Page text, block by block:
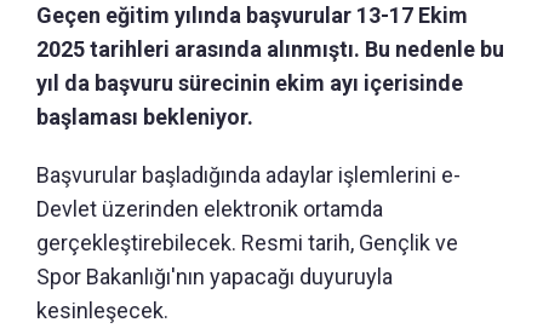
Geçen eğitim yılında başvurular 13-17 Ekim
2025 tarihleri arasında alınmıştı. Bu nedenle bu
yıl da başvuru sürecinin ekim ayı içerisinde
başlaması bekleniyor.
Başvurular başladığında adaylar işlemlerini e-
Devlet üzerinden elektronik ortamda
gerçekleştirebilecek. Resmi tarih, Gençlik ve
Spor Bakanlığı'nın yapacağı duyuruyla
kesinleşecek.